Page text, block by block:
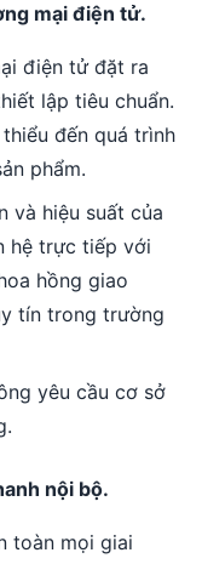
mại điện tử.
điện tử đặt ra
lập tiêu chuẩn.
đến quá trình
phẩm.
và hiệu suất của
hệ trực tiếp với
hồng giao
tín trong trường
yêu cầu cơ sở
nội bộ.
toàn mọi giai